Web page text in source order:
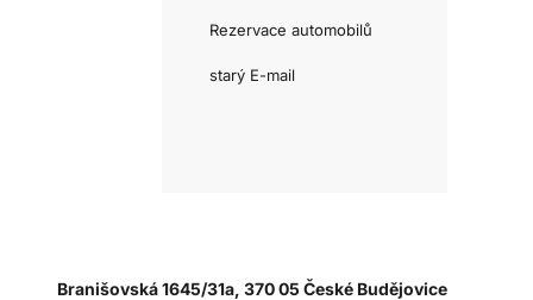
Rezervace automobilů
starý E-mail
Branišovská 1645/31a, 370 05 České Budějovice